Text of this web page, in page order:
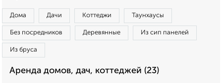
Дома Дачи Коттеджи Таунхаусы
Без посредников Деревянные Из сип панелей
Из бруса
Аренда домов, дач, коттеджей (23)